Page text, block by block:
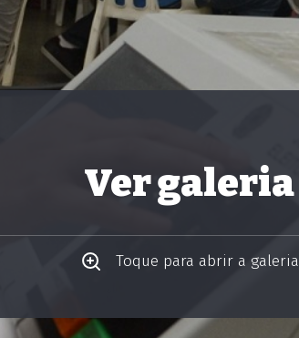
Ver galeria
Toque para abrir a galeria